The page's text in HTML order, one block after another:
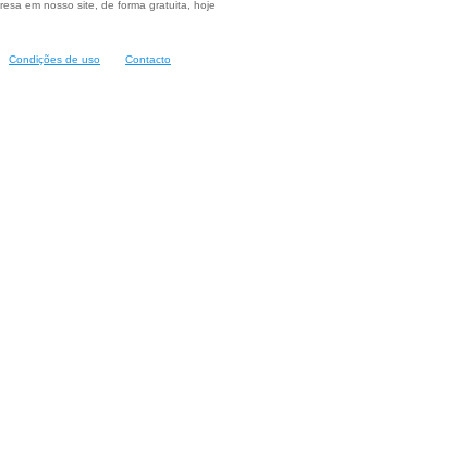
em nosso site, de forma gratuita, hoje
Condições de uso Contacto